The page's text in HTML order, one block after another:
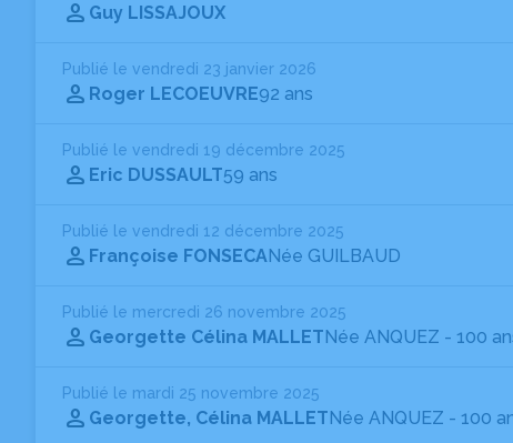
Guy LISSAJOUX
Publié le vendredi 23 janvier 2026
Roger LECOEUVRE92 ans
Publié le vendredi 19 décembre 2025
Eric DUSSAULT59 ans
Publié le vendredi 12 décembre 2025
Françoise FONSECANée GUILBAUD
Publié le mercredi 26 novembre 2025
Georgette Célina MALLETNée ANQUEZ - 100
Publié le mardi 25 novembre 2025
Georgette, Célina MALLETNée ANQUEZ - 100